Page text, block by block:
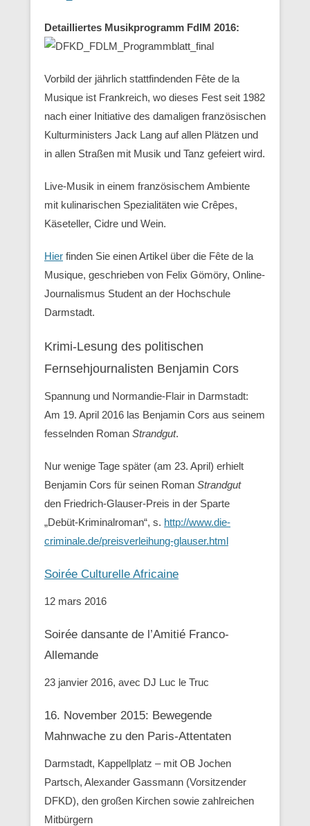
Detailliertes Musikprogramm FdlM 2016:
Vorbild der jährlich stattfindenden Fête de la
Musique ist Frankreich, wo dieses Fest seit 1982
nach einer Initiative des damaligen französischen
Kulturministers Jack Lang auf allen Plätzen und
in allen Straßen mit Musik und Tanz gefeiert wird.
Live-Musik in einem französischem Ambiente
mit kulinarischen Spezialitäten wie Crêpes,
Käseteller, Cidre und Wein.
Hier finden Sie einen Artikel über die Fête de la
Musique, geschrieben von Felix Gömöry, Online-
Journalismus Student an der Hochschule
Darmstadt.
Krimi-Lesung des politischen
Fernsehjournalisten Benjamin Cors
Spannung und Normandie-Flair in Darmstadt:
Am 19. April 2016 las Benjamin Cors aus seinem
fesselnden Roman Strandgut.
Nur wenige Tage später (am 23. April) erhielt
Benjamin Cors für seinen Roman Strandgut
den Friedrich-Glauser-Preis in der Sparte
„Debüt-Kriminalroman“, s. http://www.die-
criminale.de/preisverleihung-glauser.html
Soirée Culturelle Africaine
12 mars 2016
Soirée dansante de l’Amitié Franco-
Allemande
23 janvier 2016, avec DJ Luc le Truc
16. November 2015: Bewegende
Mahnwache zu den ‪Paris-Attentaten
Darmstadt, Kappellplatz – mit OB Jochen
Partsch, Alexander Gassmann (Vorsitzender
‪‎DFKD), den großen Kirchen sowie zahlreichen
Mitbürgern